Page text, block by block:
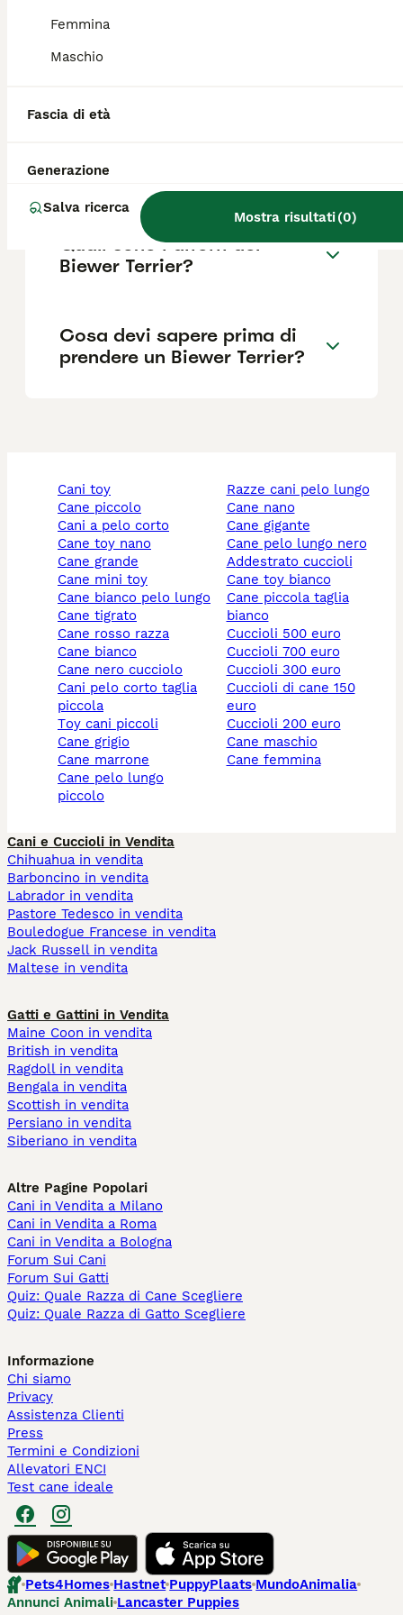
Femmina
Maschio
Fascia di età
Generazione
Salva ricerca
Mostra risultati(0)
Quanto dura la vita di un
Terrier?
Quali sono i difetti del
Biewer Terrier?
Cosa devi sapere prima di
prendere un Biewer Terrier?
cani toy
cane piccolo
cani a pelo corto
cane toy nano
cane grande
cane mini toy
cane bianco pelo lungo
cane tigrato
cane rosso razza
cane bianco
cane nero cucciolo
cani pelo corto taglia
piccola
toy cani piccoli
cane grigio
cane marrone
cane pelo lungo
piccolo
razze cani pelo lungo
cane nano
cane gigante
cane pelo lungo nero
addestrato cuccioli
cane toy bianco
cane piccola taglia
bianco
cuccioli 500 euro
cuccioli 700 euro
cuccioli 300 euro
cuccioli di cane 150
euro
cuccioli 200 euro
cane maschio
cane femmina
Cani e Cuccioli in Vendita
Chihuahua in vendita
Barboncino in vendita
Labrador in vendita
Pastore Tedesco in vendita
Bouledogue Francese in vendita
Jack Russell in vendita
Maltese in vendita
Gatti e Gattini in Vendita
Maine Coon in vendita
British in vendita
Ragdoll in vendita
Bengala in vendita
Scottish in vendita
Persiano in vendita
Siberiano in vendita
Altre Pagine Popolari
Cani in Vendita a Milano
Cani in Vendita a Roma
Cani in Vendita a Bologna
Forum Sui Cani
Forum Sui Gatti
Quiz: Quale Razza di Cane Scegliere
Quiz: Quale Razza di Gatto Scegliere
Informazione
Chi siamo
Privacy
Assistenza Clienti
Press
Termini e Condizioni
Allevatori ENCI
Test cane ideale
Pets4Homes Hastnet PuppyPlaats MundoAnimalia
Annunci Animali Lancaster Puppies